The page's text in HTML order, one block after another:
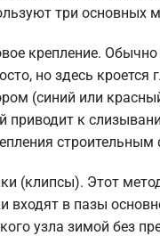
три основных
крепление.
но здесь
(синий или
приводит к
(клипсы). Этот
входят в пазы
узла зимой без